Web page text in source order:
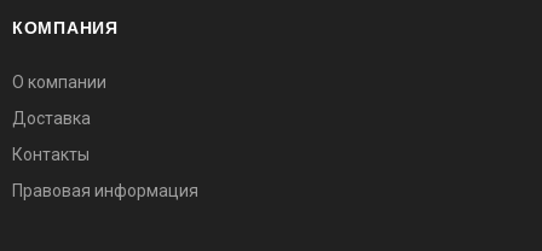
КОМПАНИЯ
О компании
Доставка
Контакты
Правовая информация